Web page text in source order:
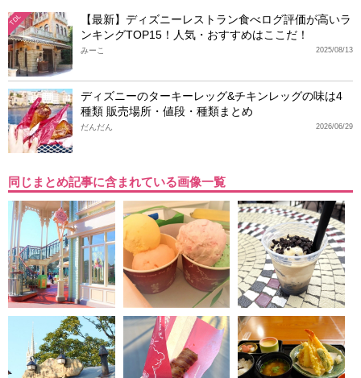
TDL
【最新】ディズニーレストラン食べログ評価が高いラ
ンキングTOP15！人気・おすすめはここだ！
2025/08/13
みーこ
ディズニーのターキーレッグ&チキンレッグの味は4
種類 販売場所・値段・種類まとめ
2026/06/29
だんだん
同じまとめ記事に含まれている画像一覧